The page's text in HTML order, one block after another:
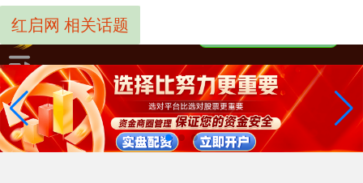
红启网 相关话题